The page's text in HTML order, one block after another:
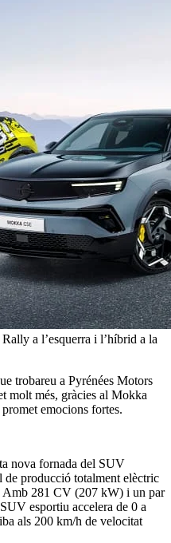
a l’esquerra i l’híbrid a la
trobareu a Pyrénées Motors
molt més, gràcies al Mokka
emocions fortes.
nova fornada del SUV
producció totalment elèctric
Amb 281 CV (207 kW) i un par
esportiu accelera de 0 a
als 200 km/h de velocitat